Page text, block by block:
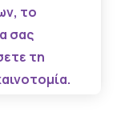
το
σας
τη